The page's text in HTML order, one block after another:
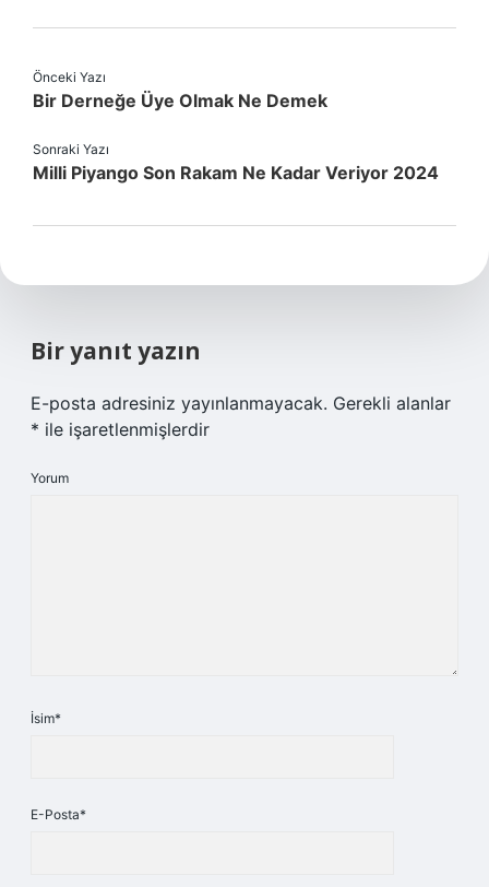
Önceki Yazı
Bir Derneğe Üye Olmak Ne Demek
Sonraki Yazı
Milli Piyango Son Rakam Ne Kadar Veriyor 2024
Bir yanıt yazın
E-posta adresiniz yayınlanmayacak. Gerekli alanlar
* ile işaretlenmişlerdir
Yorum
İsim*
E-Posta*